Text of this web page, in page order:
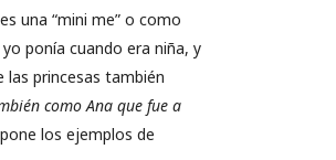
una “mini me” o como
ponía cuando era niña, y
las princesas también
como Ana que fue a
los ejemplos de